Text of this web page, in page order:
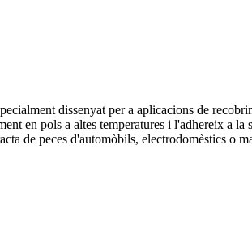
dissenyat per a aplicacions de
en pols a altes temperatures i l'adhereix a
de peces d'automòbils, electrodomèstics